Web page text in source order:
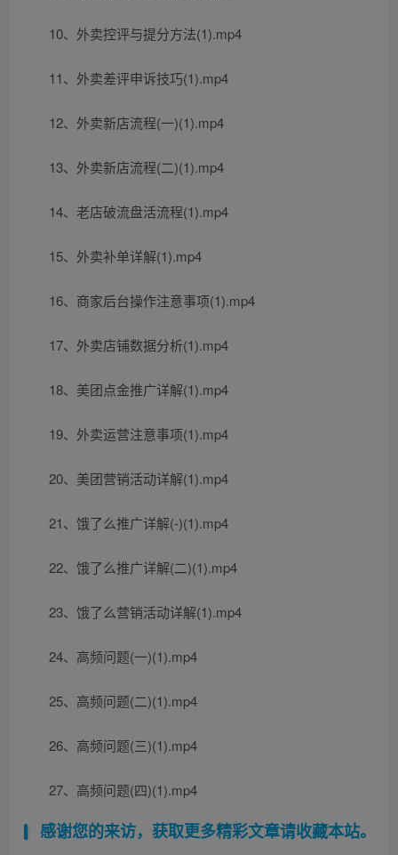
10、外卖控评与提分方法(1).mp4
11、外卖差评申诉技巧(1).mp4
12、外卖新店流程(一)(1).mp4
13、外卖新店流程(二)(1).mp4
14、老店破流盘活流程(1).mp4
15、外卖补单详解(1).mp4
16、商家后台操作注意事项(1).mp4
17、外卖店铺数据分析(1).mp4
18、美团点金推广详解(1).mp4
19、外卖运营注意事项(1).mp4
20、美团营销活动详解(1).mp4
21、饿了么推广详解(-)(1).mp4
22、饿了么推广详解(二)(1).mp4
23、饿了么营销活动详解(1).mp4
24、高频问题(一)(1).mp4
25、高频问题(二)(1).mp4
26、高频问题(三)(1).mp4
27、高频问题(四)(1).mp4
感谢您的来访，获取更多精彩文章请收藏本站。